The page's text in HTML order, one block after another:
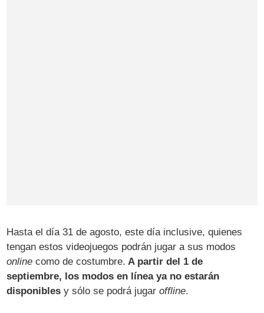
Hasta el día 31 de agosto, este día inclusive, quienes
tengan estos videojuegos podrán jugar a sus modos
online como de costumbre. A partir del 1 de
septiembre, los modos en línea ya no estarán
disponibles y sólo se podrá jugaroffline.